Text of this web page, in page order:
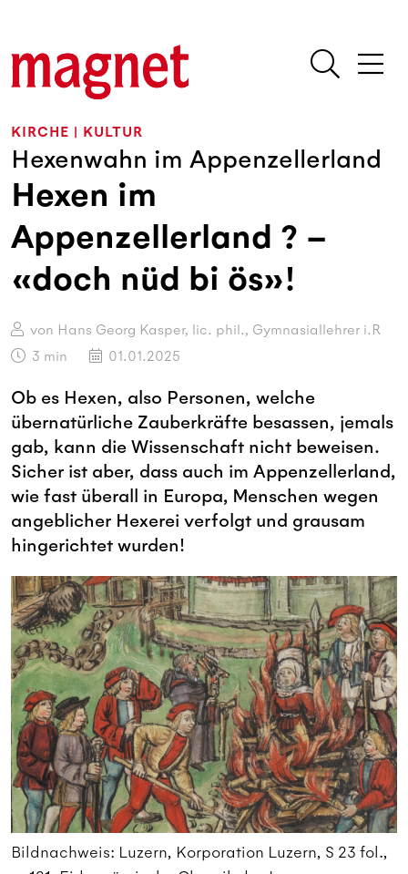
KIRCHE | KULTUR
Hexenwahn im Appenzellerland
Hexen im
Appenzellerland ? –
«doch nüd bi ös»!
von Hans Georg Kasper, lic. phil., Gymnasiallehrer i.R
3 min 01.01.2025
Ob es Hexen, also Personen, welche
übernatürliche Zauberkräfte besassen, jemals
gab, kann die Wissenschaft nicht beweisen.
Sicher ist aber, dass auch im Appenzellerland,
wie fast überall in Europa, Menschen wegen
angeblicher Hexerei verfolgt und grausam
hingerichtet wurden!
Bildnachweis: Luzern, Korporation Luzern, S 23 fol.,